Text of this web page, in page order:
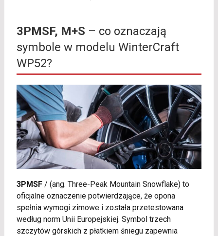
3PMSF, M+S – co oznaczają
symbole w modelu WinterCraft
WP52?
3PMSF/ (ang. Three-Peak Mountain Snowflake) to
oficjalne oznaczenie potwierdzające, że opona
spełnia wymogi zimowe i została przetestowana
według norm Unii Europejskiej. Symbol trzech
szczytów górskich z płatkiem śniegu zapewnia